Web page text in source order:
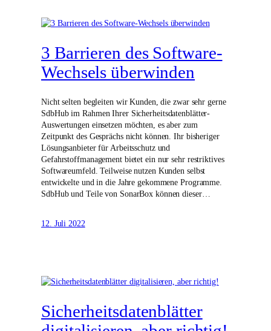
3 Barrieren des Software-
Wechsels überwinden
Nicht selten begleiten wir Kunden, die zwar sehr gerne
SdbHub im Rahmen Ihrer Sicherheitsdatenblätter-
Auswertungen einsetzen möchten, es aber zum
Zeitpunkt des Gesprächs nicht können. Ihr bisheriger
Lösungsanbieter für Arbeitsschutz und
Gefahrstoffmanagement bietet ein nur sehr restriktives
Softwareumfeld. Teilweise nutzen Kunden selbst
entwickelte und in die Jahre gekommene Programme.
SdbHub und Teile von SonarBox können dieser…
12. Juli 2022
Sicherheitsdatenblätter